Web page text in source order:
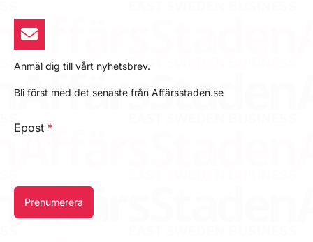
Anmäl dig till vårt nyhetsbrev.
Bli först med det senaste från Affärsstaden.se
Epost *
Prenumerera